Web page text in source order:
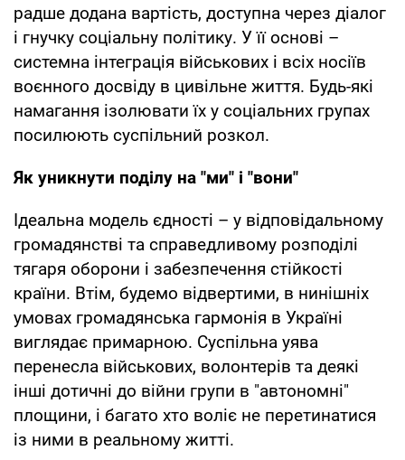
радше додана вартість, доступна через діалог
і гнучку соціальну політику. У її основі –
системна інтеграція військових і всіх носіїв
воєнного досвіду в цивільне життя. Будь-які
намагання ізолювати їх у соціальних групах
посилюють суспільний розкол.
Як уникнути поділу на "ми" і "вони"
Ідеальна модель єдності – у відповідальному
громадянстві та справедливому розподілі
тягаря оборони і забезпечення стійкості
країни. Втім, будемо відвертими, в нинішніх
умовах громадянська гармонія в Україні
виглядає примарною. Суспільна уява
перенесла військових, волонтерів та деякі
інші дотичні до війни групи в "автономні"
площини, і багато хто воліє не перетинатися
із ними в реальному житті.